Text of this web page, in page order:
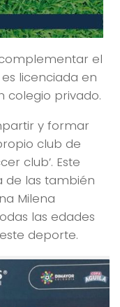
el
licenciada en
colegio privado.
y formar
club de
club’. Este
de las también
Milena
las edades
deporte.